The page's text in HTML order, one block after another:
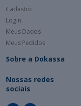
Cadastro
Login
Meus Dados
Meus Pedidos
Sobre a Dokassa
Nossas redes
sociais